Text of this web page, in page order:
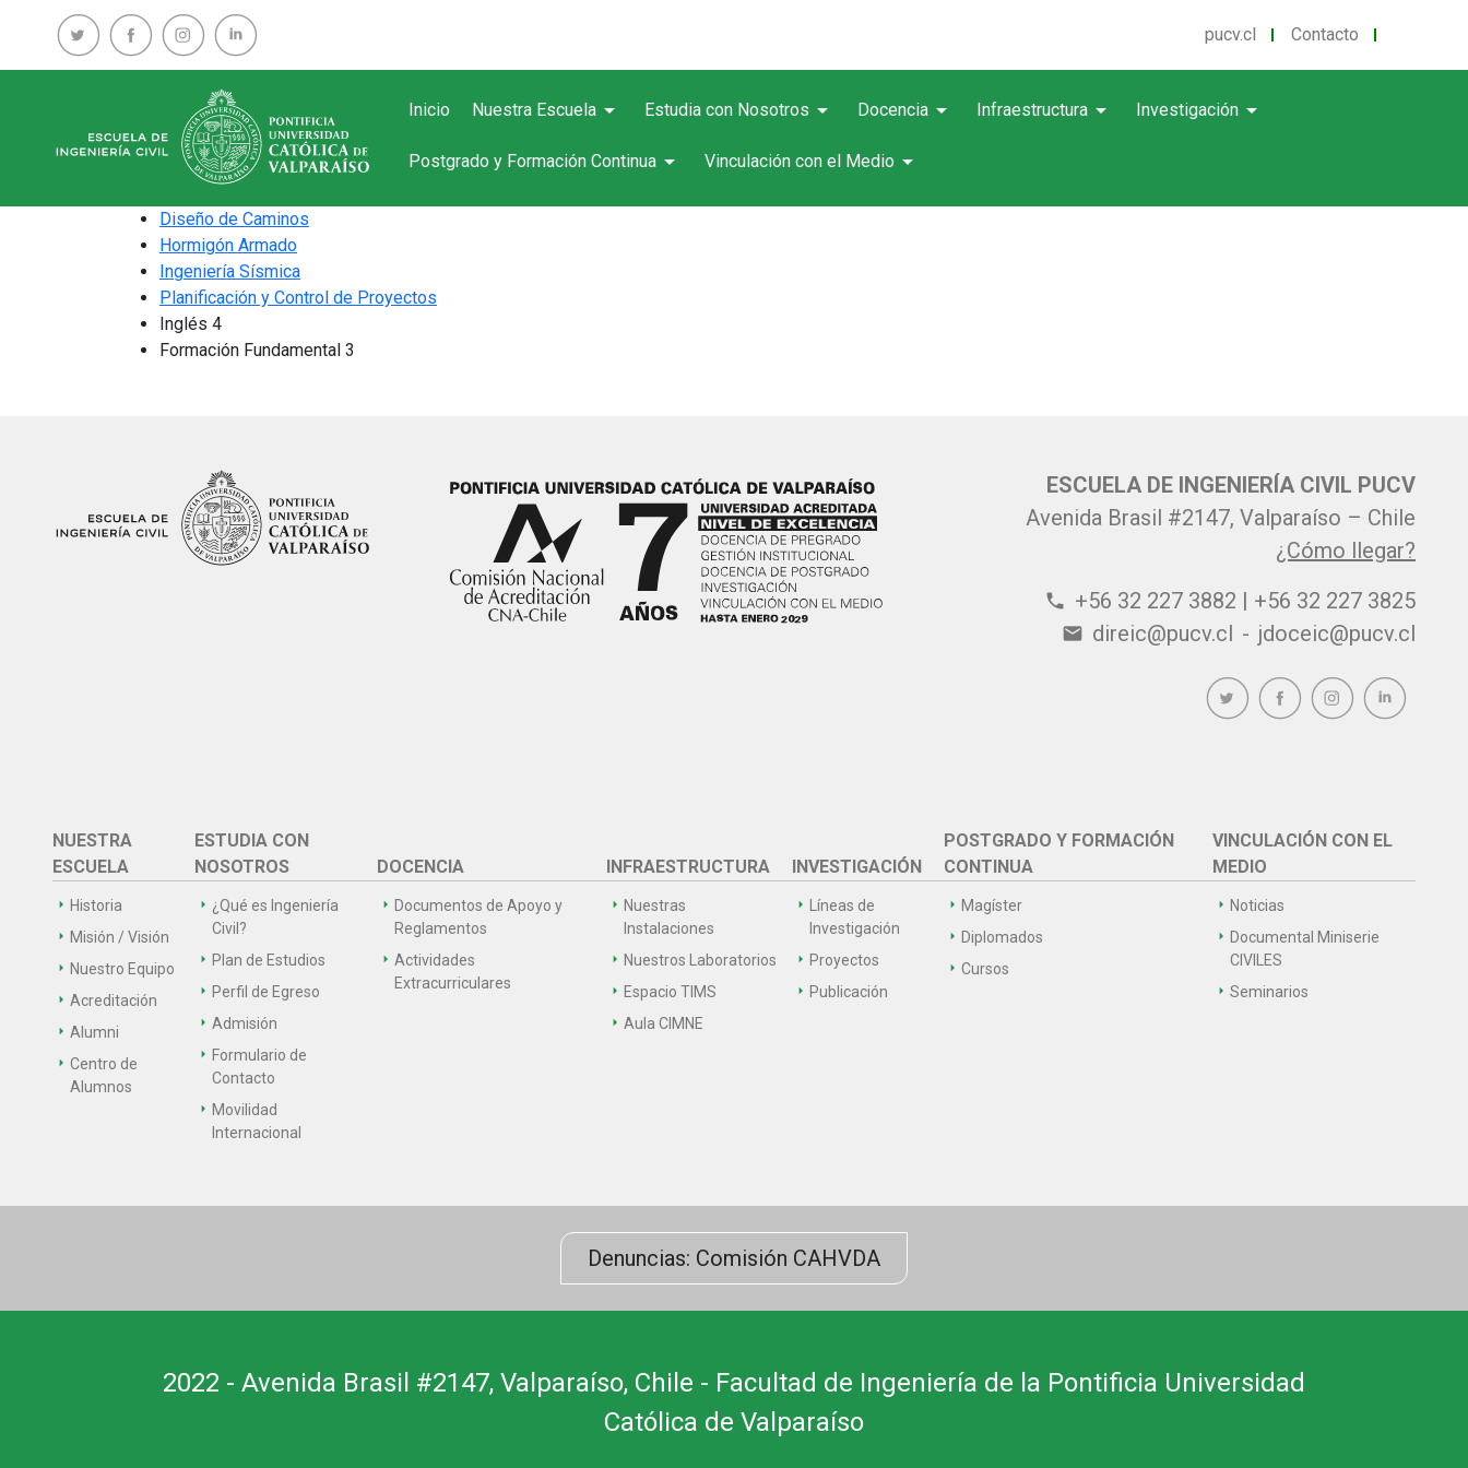
pucv.cl Contacto
Inicio Nuestra Escuela arrow_drop_down Estudia con Nosotros arrow_drop_down Docencia arrow_drop_down Infraestructura arrow_drop_down Investigación arrow_drop_down
Postgrado y Formación Continua arrow_drop_down Vinculación con el Medio arrow_drop_down
Diseño de Caminos
Hormigón Armado
Ingeniería Sísmica
Planificación y Control de Proyectos
Inglés 4
Formación Fundamental 3
ESCUELA DE INGENIERÍA CIVIL PUCV
Avenida Brasil #2147, Valparaíso – Chile
¿Cómo llegar?
phone +56 32 227 3882 | +56 32 227 3825
email direic@pucv.cl - jdoceic@pucv.cl
NUESTRA
ESCUELA
Historia
Misión / Visión
Nuestro Equipo
Acreditación
Alumni
Centro de
Alumnos
ESTUDIA CON
NOSOTROS
¿Qué es Ingeniería
Civil?
Plan de Estudios
Perfil de Egreso
Admisión
Formulario de
Contacto
Movilidad
Internacional
DOCENCIA
Documentos de Apoyo y
Reglamentos
Actividades
Extracurriculares
INFRAESTRUCTURA
Nuestras
Instalaciones
Nuestros Laboratorios
Espacio TIMS
Aula CIMNE
INVESTIGACIÓN
Líneas de
Investigación
Proyectos
Publicación
POSTGRADO Y FORMACIÓN
CONTINUA
Magíster
Diplomados
Cursos
VINCULACIÓN CON EL
MEDIO
Noticias
Documental Miniserie
CIVILES
Seminarios
Denuncias: Comisión CAHVDA
2022 - Avenida Brasil #2147, Valparaíso, Chile - Facultad de Ingeniería de la Pontificia Universidad
Católica de Valparaíso